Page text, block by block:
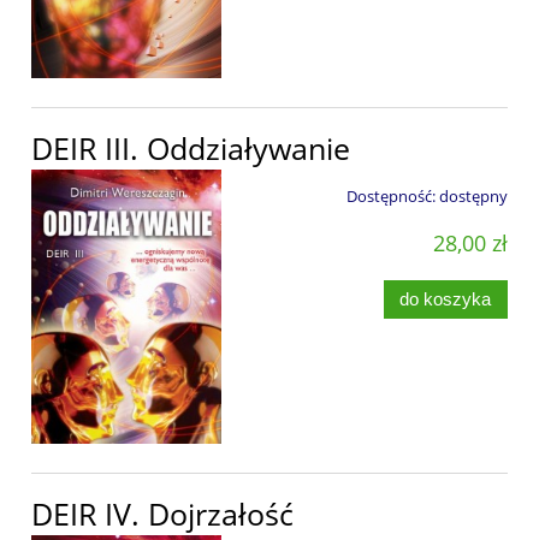
DEIR III. Oddziaływanie
Dostępność:dostępny
28,00 zł
do koszyka
DEIR IV. Dojrzałość